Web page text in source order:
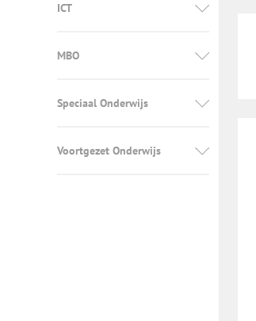
ICT
MBO
Speciaal Onderwijs
Voortgezet Onderwijs